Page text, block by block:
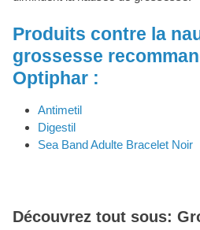
Produits contre la
grossesse
Optiphar :
Antimetil
Digestil
Sea Band Adulte Bracelet Noir
Découvrez tout sous: